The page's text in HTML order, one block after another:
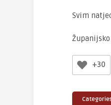
Svim
+30